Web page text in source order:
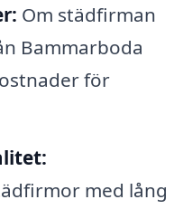
Om städfirman
Bammarboda
för
med lång